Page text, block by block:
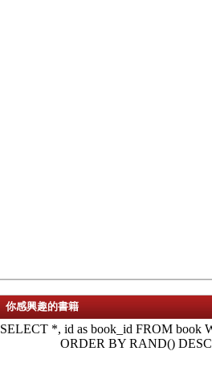
你感興趣的書籍
SELECT *, id as book_id FROM book
ORDER BY RAND() DESC